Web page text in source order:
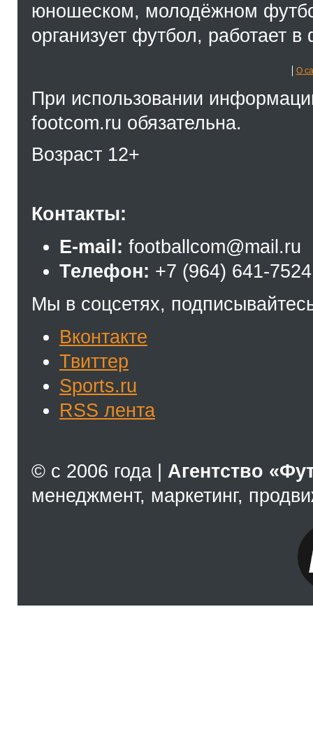
юношеском, молодёжном
организует футбол, работает
О
При использовании
footcom.ru обязательна.
Возраст 12+
Контакты:
E-mail: footballcom@mail.ru
Телефон: +7 (964) 641-7524
Мы в соцсетях,
Вконтакте
Твиттер
Sports.ru
RSS лента
© с 2006 года | Агентство
менеджмент, маркетинг,